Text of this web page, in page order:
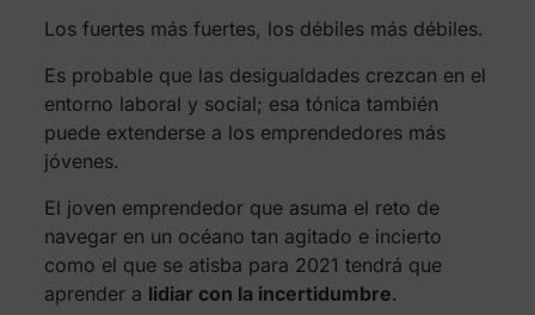
Los fuertes más fuertes, los débiles más débiles.
Es probable que las desigualdades crezcan en el
entorno laboral y social; esa tónica también
puede extenderse a los emprendedores más
jóvenes.
El joven emprendedor que asuma el reto de
navegar en un océano tan agitado e incierto
como el que se atisba para 2021 tendrá que
aprender a lidiar con la incertidumbre.